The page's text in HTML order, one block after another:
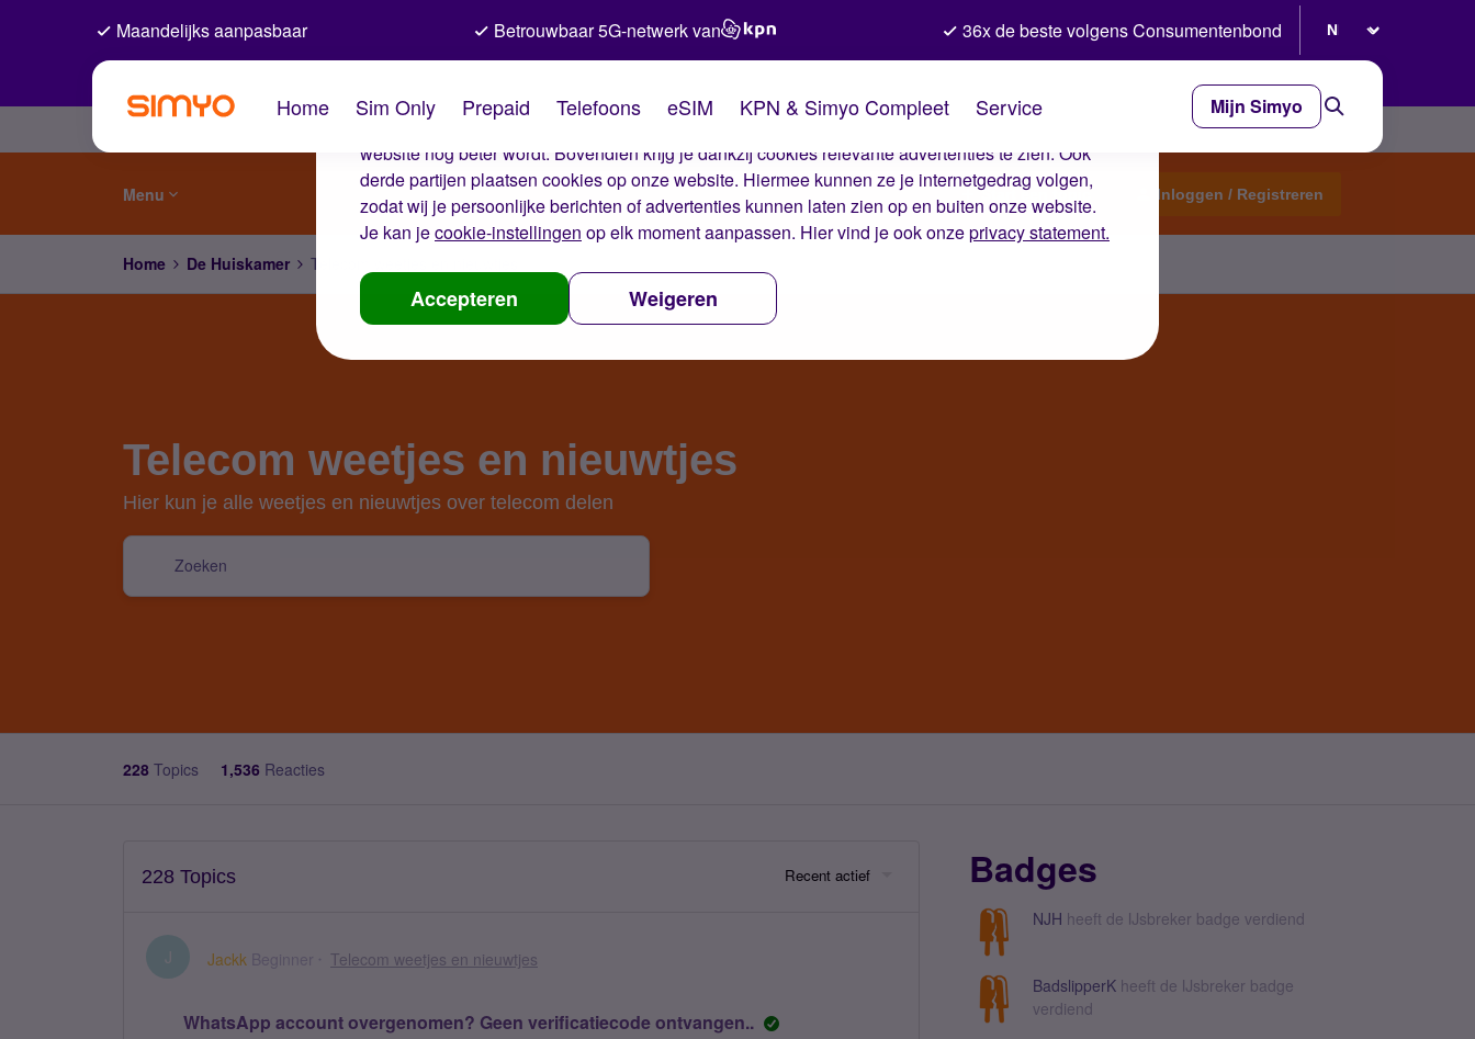
De cookies van Simyo
Wij gebruiken cookies op onze website. Met deze cookies zorgen wij ervoor dat je ervaring op de
website nog beter wordt. Bovendien krijg je dankzij cookies relevante advertenties te zien. Ook
derde partijen plaatsen cookies op onze website. Hiermee kunnen ze je internetgedrag volgen,
zodat wij je persoonlijke berichten of advertenties kunnen laten zien op en buiten onze website.
Je kan jecookie-instellingen op elk moment aanpassen. Hier vind je ook onzeprivacy statement.
Accepteren Weigeren
Maandelijks aanpasbaar Betrouwbaar 5G-netwerk van 36x de beste volgens Consumentenbond
Home Sim Only Prepaid Telefoons eSIM KPN & Simyo Compleet Service Mijn Simyo
Menu Start een topic Inloggen / Registreren
Home De Huiskamer Telecom weetjes en nieuwtjes
Telecom weetjes en nieuwtjes
Hier kun je alle weetjes en nieuwtjes over telecom delen
228 Topics 1,536 Reacties
228 Topics Recent actief
J Jackk Beginner Telecom weetjes en nieuwtjes
WhatsApp account overgenomen? Geen verificatiecode ontvangen..
Badges
NJH heeft de IJsbreker badge verdiend
BadslipperK heeft de IJsbreker badge
verdiend